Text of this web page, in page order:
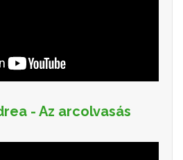
- Az arcolvasás